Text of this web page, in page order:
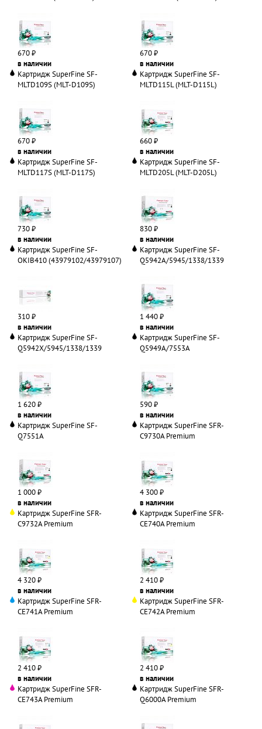
670 ₽
в наличии
670 ₽
в наличии
Картридж SuperFine SF-
MLTD109S (MLT-D109S)
670 ₽
в наличии
Картридж SuperFine SF-
MLTD115L (MLT-D115L)
660 ₽
в наличии
Картридж SuperFine SF-
MLTD117S (MLT-D117S)
730 ₽
в наличии
Картридж SuperFine SF-
MLTD205L (MLT-D205L)
830 ₽
в наличии
Картридж SuperFine SF-
OKIB410 (43979102/43979107)
310 ₽
в наличии
Картридж SuperFine SF-
Q5942A/5945/1338/1339
1 440 ₽
в наличии
Картридж SuperFine SF-
Q5942X/5945/1338/1339
1 620 ₽
в наличии
Картридж SuperFine SF-
Q5949A/7553A
590 ₽
в наличии
Картридж SuperFine SF-
Q7551A
1 000 ₽
в наличии
Картридж SuperFine SFR-
C9730A Premium
4 300 ₽
в наличии
Картридж SuperFine SFR-
C9732A Premium
4 320 ₽
в наличии
Картридж SuperFine SFR-
CE740A Premium
2 410 ₽
в наличии
Картридж SuperFine SFR-
CE741A Premium
2 410 ₽
в наличии
Картридж SuperFine SFR-
CE742A Premium
2 410 ₽
в наличии
Картридж SuperFine SFR-
CE743A Premium
Картридж SuperFine SFR-
Q6000A Premium